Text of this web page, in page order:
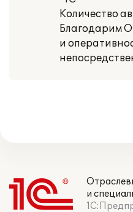
Количество
Благодарим
и
и